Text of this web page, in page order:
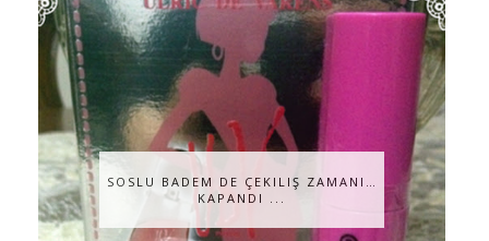
SOSLU BADEM DE ÇEKILIŞ ZAMANI…
KAPANDI ...